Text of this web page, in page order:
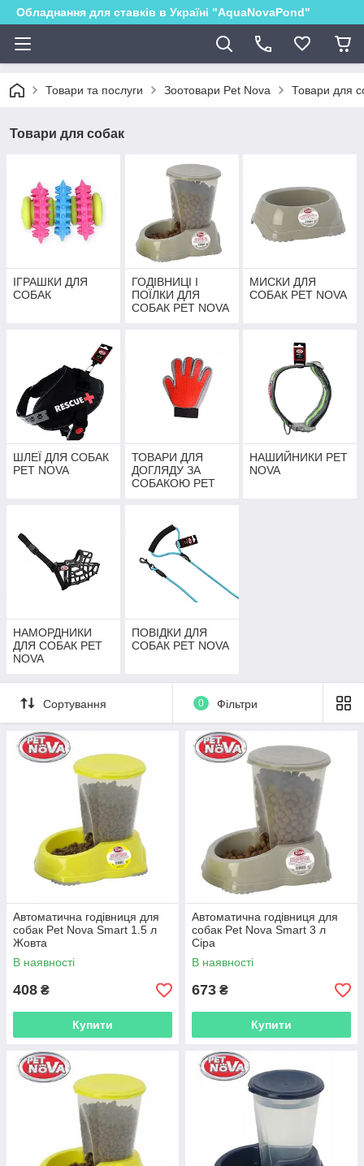
Обладнання для ставків в Україні "AquaNovaPond"
Товари та послуги Зоотовари Pet Nova Товари для
Товари для собак
ІГРАШКИ ДЛЯ
СОБАК
ГОДІВНИЦІ І
ПОЇЛКИ ДЛЯ
СОБАК PET NOVA
МИСКИ ДЛЯ
СОБАК PET NOVA
ШЛЕЇ ДЛЯ СОБАК
PET NOVA
ТОВАРИ ДЛЯ
ДОГЛЯДУ ЗА
СОБАКОЮ PET
НАШИЙНИКИ PET
NOVA
НАМОРДНИКИ
ДЛЯ СОБАК PET
NOVA
ПОВІДКИ ДЛЯ
СОБАК PET NOVA
Сортування 0 Фільтри
Автоматична годівниця для
собак Pet Nova Smart 1.5 л
Жовта
В наявності
408 ₴
Купити
Автоматична годівниця для
собак Pet Nova Smart 3 л
Сіра
В наявності
673 ₴
Купити